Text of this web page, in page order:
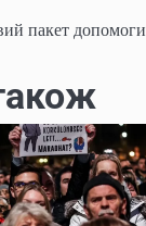
пакет